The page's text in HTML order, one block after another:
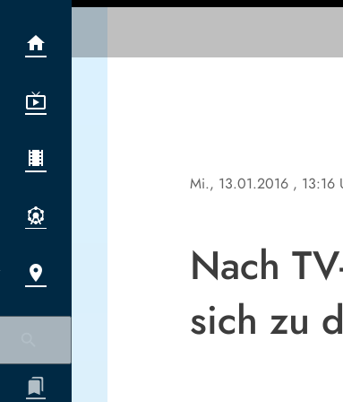
Mi., 13.01.2016 , 13:16
Nach
sich zu